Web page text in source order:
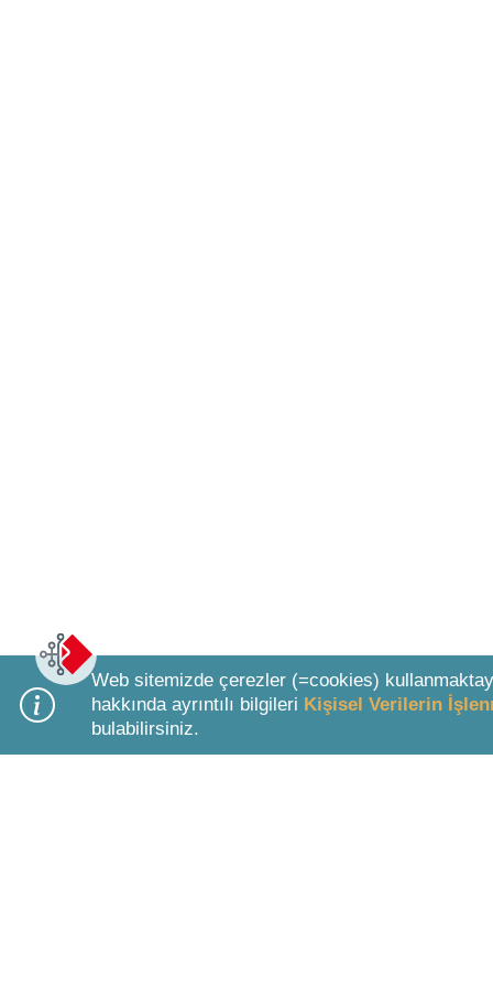
Bottom Search Toolbar Highlight Text
Web sitemizde çerezler (=cookies)
hakkında ayrıntılı bilgileri Kişisel Verilerin
bulabilirsiniz.